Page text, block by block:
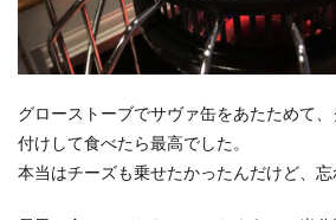
グローストーブでサヴァ缶をあたためて
付けして食べたら最高でした。
本当はチーズも乗せたかったんだけど、忘